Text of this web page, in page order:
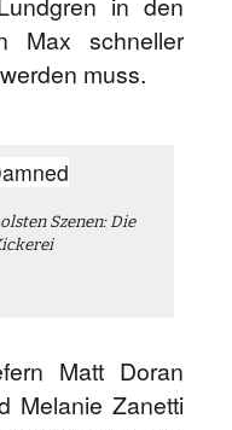
Max schneller
muss.
Szenen: Die
Matt Doran
Melanie Zanetti